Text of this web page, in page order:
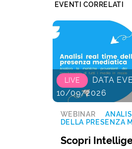
EVENTI CORRELATI
LIVE
DATA
10/09/2026
WEBINAR
DELLA PRESENZA
Scopri